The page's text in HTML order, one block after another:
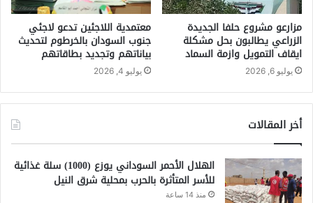
مزارعو مشروع حلفا الجديدة
الزراعي يطالبون بحل مشكلة
ايقاف التمويل وازمة السماد
يوليو 6, 2026
معتمدية اللاجئين تدعو لاجئي
جنوب السودان بالخرطوم لتحديث
بياناتهم وتجديد بطاقاتهم
يوليو 4, 2026
أخر المقالات
الهلال الأحمر السوداني يوزع (1000) سلة غذائية
للأسر المتأثرة بالحرب بمحلية شرق النيل
منذ 14 ساعة